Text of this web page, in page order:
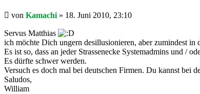
Beitrag
von Kamachi » 18. Juni 2010, 23:10
Servus Matthias
ich möchte Dich ungern desillusionieren, aber zumindest
Es ist so, dass an jeder Strassenecke Systemadmins und /
Es dürfte schwer werden.
Versuch es doch mal bei deutschen Firmen. Du kannst bei
Saludos,
William